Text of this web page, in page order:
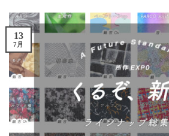
13
7月